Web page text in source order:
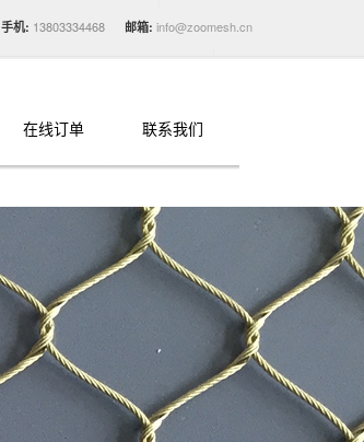
手机: 13803334468 邮箱: info@zoomesh.cn
在线订单 联系我们